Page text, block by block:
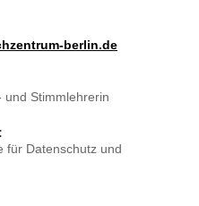
berlin.de
und Stimmlehrerin
für Datenschutz und